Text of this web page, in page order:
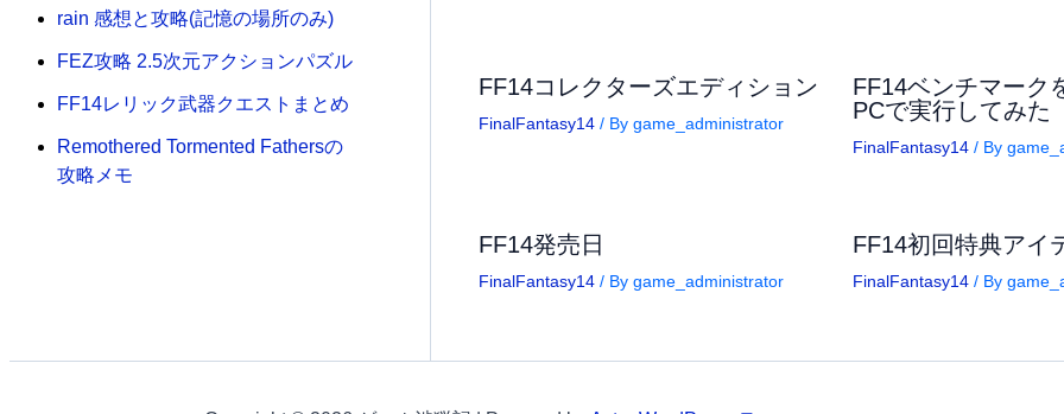
rain 感想と攻略(記憶の場所のみ)
FEZ攻略 2.5次元アクションパズル
FF14レリック武器クエストまとめ
Remothered Tormented Fathersの
攻略メモ
FF14コレクターズエディション
FinalFantasy14/ By game_administrator
FF14ベンチマーク
PCで実行してみた
FinalFantasy14/ By
FF14発売日
FinalFantasy14/ By game_administrator
FF14初回特典アイ
FinalFantasy14/ By